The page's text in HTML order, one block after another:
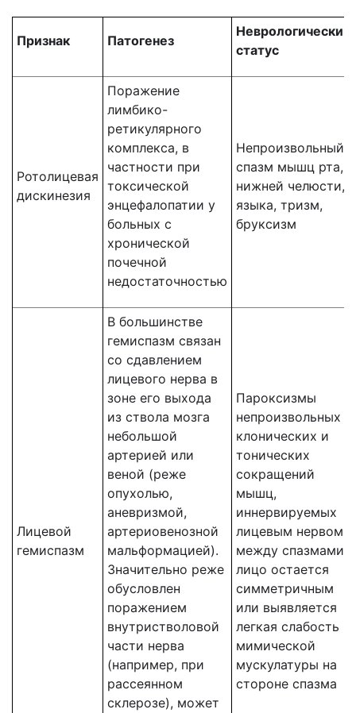
Признак Патогенез
Неврологический
статус
Ротолицевая
дискинезия
Поражение
лимбико-
ретикулярного
комплекса, в
частности при
токсической
энцефалопатии у
больных с
хронической
почечной
недостаточностью
Непроизвольный
спазм мышц рта,
нижней челюсти,
языка, тризм,
бруксизм
Лицевой
гемиспазм
В большинстве
гемиспазм связан
со сдавлением
лицевого нерва в
зоне его выхода
из ствола мозга
небольшой
артерией или
веной (реже
опухолью,
аневризмой,
артериовенозной
мальформацией).
Значительно реже
обусловлен
поражением
внутристволовой
части нерва
(например, при
рассеянном
склерозе), может
Пароксизмы
непроизвольных
клонических и
тонических
сокращений
мышц,
иннервируемых
лицевым нервом,
между спазмами
лицо остается
симметричным
или выявляется
легкая слабость
мимической
мускулатуры на
стороне спазма